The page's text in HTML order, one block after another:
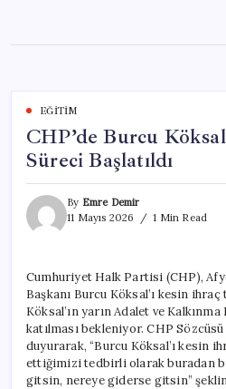
content
EĞITIM
CHP’de Burcu
Süreci Başlatıldı
By Emre Demir
11 Mayıs 2026
1 Min Read
Cumhuriyet Halk Partisi (CHP),
Başkanı Burcu Köksal’ı kesin
Köksal’ın yarın Adalet ve
katılması bekleniyor. CHP
duyurarak, “Burcu Köksal’ı kesin
ettiğimizi tedbirli olarak buradan
gitsin, nereye giderse gitsin”